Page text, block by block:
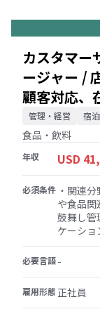
おり、
に取得可能
トリーマ
的な運営
を主導し
効率を確
い経験、
英語と日
者は、英
整のため
な職務内
理する
ィング、
ットチ
する ・
の現地チ
成、コス
シアチブ
献する
表する 任務期間：英国での任期は5年間（業績に基づ
カスタマー
ージャー /
顧客対応、
売業
管理・経営 宿
食品・飲料
年収 USD
必須条件 ・関連
や食品関
鼓舞し管
ケーショ
必要言語-
雇用形態 正社員